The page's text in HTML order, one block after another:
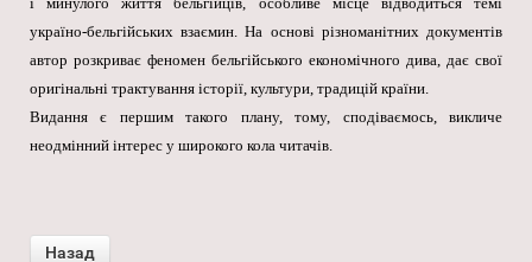
україно-бельгійських взаємин. На основі різноманітних документів
автор розкриває феномен бельгійського економічного дива, дає свої
оригінальні трактування історії, культури, традицій країни.
Видання є першим такого плану, тому, сподіваємось, викличе
неодмінний інтерес у широкого кола читачів.